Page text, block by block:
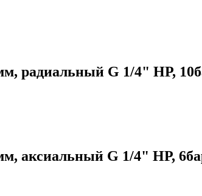
радиальный G 1/4" НР,
аксиальный G 1/4" НР,